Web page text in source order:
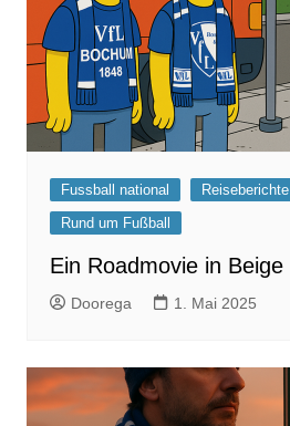
Fussball national
Reiseberichte
Rund um Fußball
Ein Roadmovie in Beige
Doorega 1. Mai 2025